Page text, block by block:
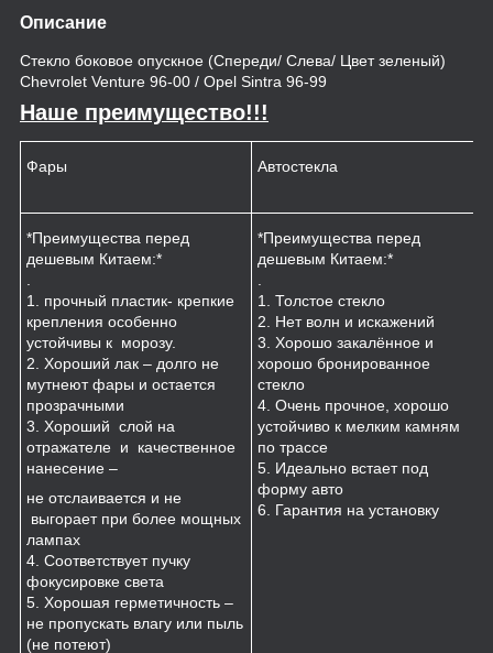
Описание
Стекло боковое опускное (Спереди/ Слева/ Цвет зеленый)
Chevrolet Venture 96-00 / Opel Sintra 96-99
Наше преимущество!!!
Фары Автостекла
*Преимущества перед
дешевым Китаем:*
.
1. прочный пластик- крепкие
крепления особенно
устойчивы к морозу.
2. Хороший лак – долго не
мутнеют фары и остается
прозрачными
3. Хороший слой на
отражателе и качественное
нанесение –
не отслаивается и не
выгорает при более мощных
лампах
4. Соответствует пучку
фокусировке света
5. Хорошая герметичность –
не пропускать влагу или пыль
(не потеют)
*Преимущества перед
дешевым Китаем:*
.
1. Толстое стекло
2. Нет волн и искажений
3. Хорошо закалённое и
хорошо бронированное
стекло
4. Очень прочное, хорошо
устойчиво к мелким камням
по трассе
5. Идеально встает под
форму авто
6. Гарантия на установку